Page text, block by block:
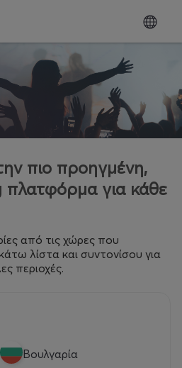
πιο προηγμένη,
για κάθε
από τις χώρες που
λίστα και συντονίσου για
περιοχές.
Βουλγαρία